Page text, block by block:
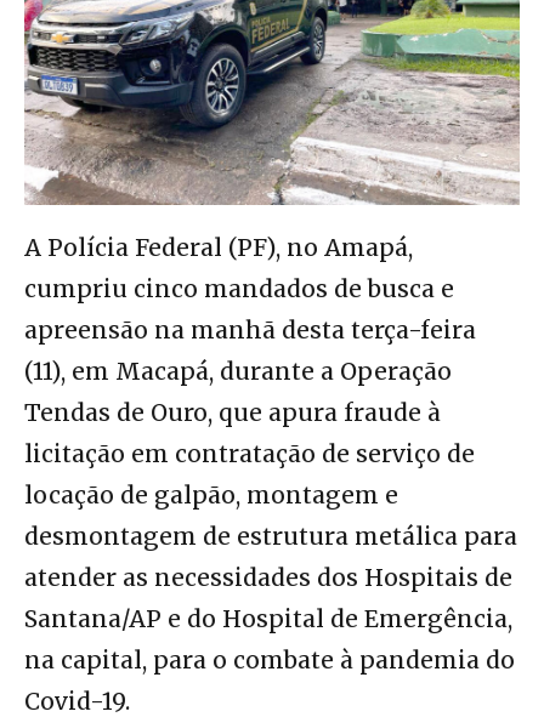
A Polícia Federal (PF), no Amapá,
cumpriu cinco mandados de busca e
apreensão na manhã desta terça-feira
(11), em Macapá, durante a Operação
Tendas de Ouro, que apura fraude à
licitação em contratação de serviço de
locação de galpão, montagem e
desmontagem de estrutura metálica para
atender as necessidades dos Hospitais de
Santana/AP e do Hospital de Emergência,
na capital, para o combate à pandemia do
Covid-19.